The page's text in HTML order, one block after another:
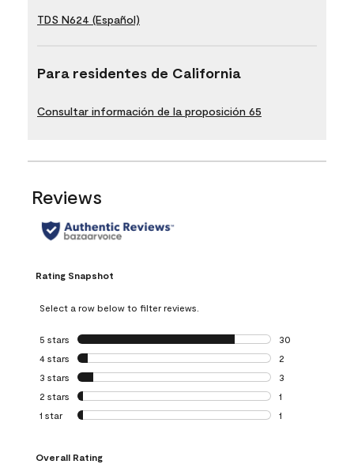
TDS N624 (Español)
Para residentes de California
Consultar información de la proposición 65
Reviews
Rating Snapshot
Select a row below to filter reviews.
5 stars stars
30
30 reviews with
4 stars stars
2
2 reviews with 4
3 stars stars
3
3 reviews with 3
2 stars stars
1
1 review with 2
1 star stars
1
Overall Rating